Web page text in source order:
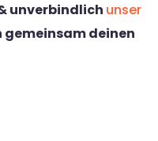
unverbindlich unser
gemeinsam deinen